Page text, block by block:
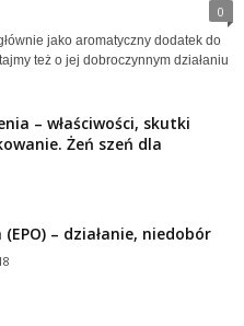
0
jako aromatyczny dodatek do
też o jej dobroczynnym działaniu
– właściwości, skutki
Żeń szeń dla
– działanie, niedobór